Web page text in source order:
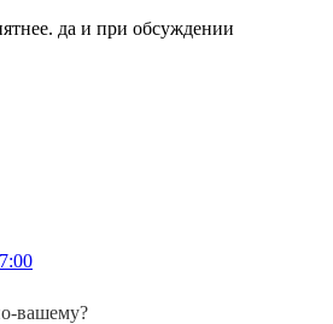
да и при обсуждении
вашему?